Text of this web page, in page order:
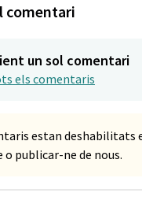
comentari
un sol comentari
els comentaris
estan deshabilitats
o publicar-ne de nous.